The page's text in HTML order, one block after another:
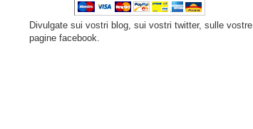
Divulgate sui vostri blog, sui vostri twitter, sulle vostre
pagine facebook.